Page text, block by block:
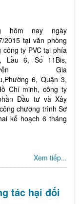
hôm nay ngày
2015 tại văn phòng
công ty PVC tại phía
Lầu 6, Số 11Bis,
Gia
6, Quận 3,
Chí minh, công ty
Đầu tư và Xây
chương trình Sơ
kế hoạch 6 tháng
Xem tiếp...
tác hại đối